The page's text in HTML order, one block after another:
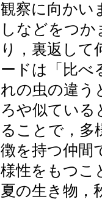
観察に向かい
しなどをつ
り，裏返して
ードは「比べ
れの虫の違う
ろや似ている
ることで，多
徴を持つ仲間
様性をもつこ
夏の生き物，